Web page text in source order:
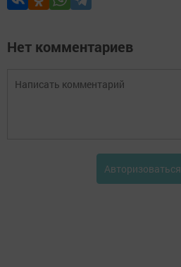
Нет комментариев
Авторизоваться